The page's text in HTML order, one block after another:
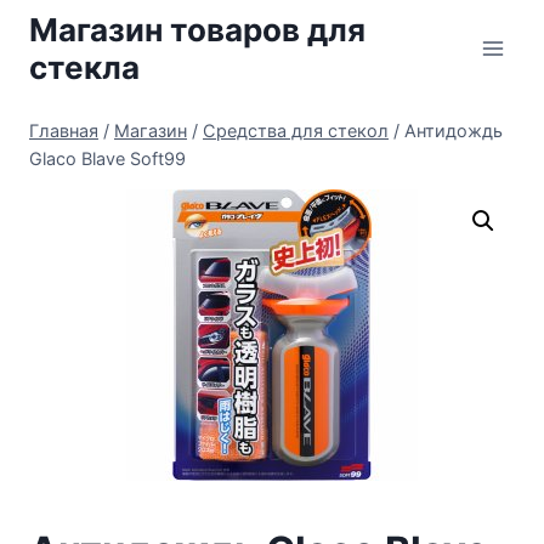
Перейти
содержимому
Магазин товаров для
стекла
Главная / Магазин / Средства для стекол / Антидождь
Glaco Blave Soft99